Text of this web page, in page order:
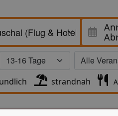
strandnah